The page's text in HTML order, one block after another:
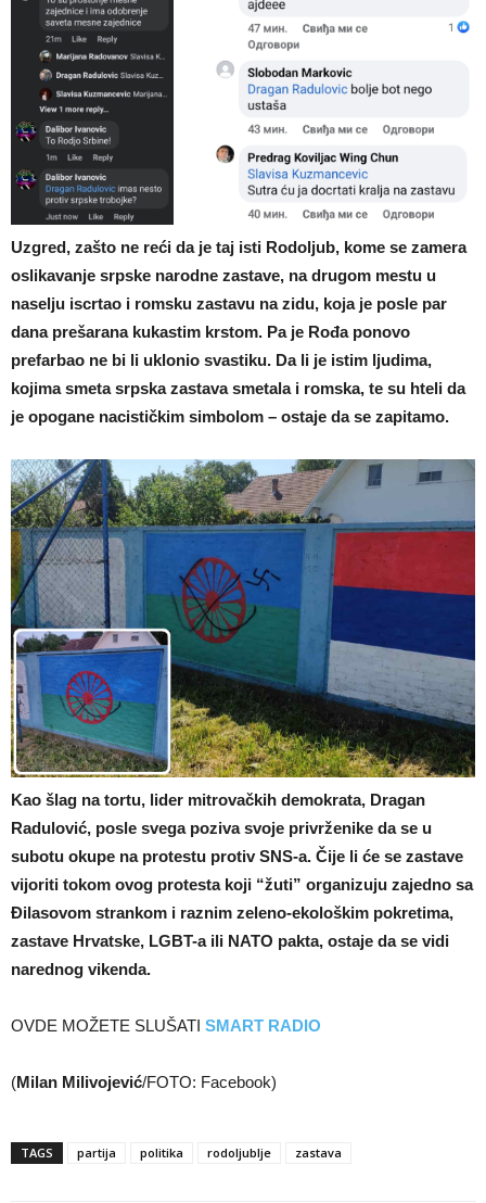
Uzgred, zašto ne reći da je taj isti Rodoljub, kome se zamera
oslikavanje srpske narodne zastave, na drugom mestu u
naselju iscrtao i romsku zastavu na zidu, koja je posle par
dana prešarana kukastim krstom. Pa je Rođa ponovo
prefarbao ne bi li uklonio svastiku. Da li je istim ljudima,
kojima smeta srpska zastava smetala i romska, te su hteli da
je opogane nacističkim simbolom – ostaje da se zapitamo.
Kao šlag na tortu, lider mitrovačkih demokrata, Dragan
Radulović, posle svega poziva svoje privrženike da se u
subotu okupe na protestu protiv SNS-a. Čije li će se zastave
vijoriti tokom ovog protesta koji “žuti” organizuju zajedno sa
Đilasovom strankom i raznim zeleno-ekološkim pokretima,
zastave Hrvatske, LGBT-a ili NATO pakta, ostaje da se vidi
narednog vikenda.
OVDE MOŽETE SLUŠATI SMART RADIO
(Milan Milivojević/FOTO: Facebook)
TAGS partija politika rodoljublje zastava